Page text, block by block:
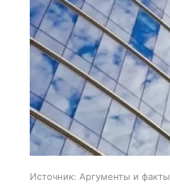
Источник: Аргументы и факты